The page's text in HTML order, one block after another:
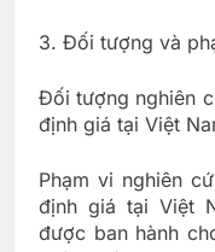
3. Đối tượng và
Đối tượng nghiên
định giá tại Việt
Phạm vi nghiên
định giá tại Việt
được ban hành